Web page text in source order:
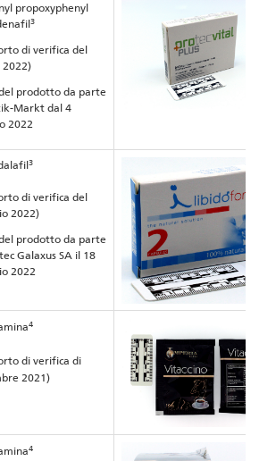
propoxyphenyl
3
di verifica del
2022)
prodotto da parte
Markt dal 4
2022
3
di verifica del
2022)
prodotto da parte
Galaxus SA il 18
2022
4
di verifica di
2021)
4